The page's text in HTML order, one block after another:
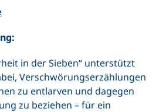
in der Sieben“ unterstützt
Verschwörungserzählungen
zu entlarven und dagegen
zu beziehen – für ein